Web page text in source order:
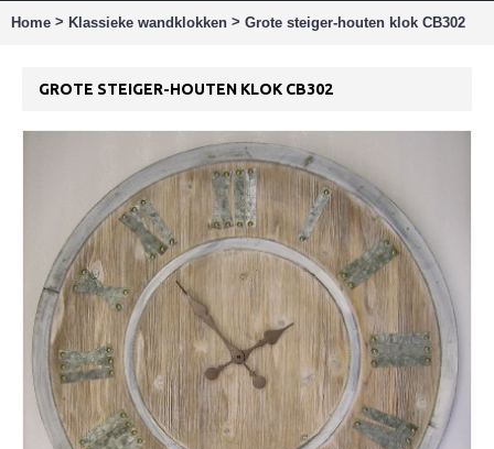
Home > Klassieke wandklokken > Grote steiger-houten klok CB302
GROTE STEIGER-HOUTEN KLOK CB302